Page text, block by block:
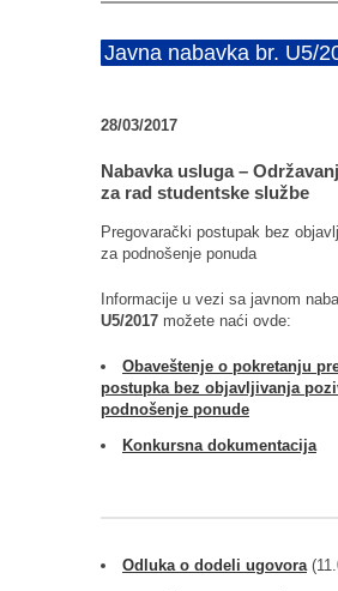
Javna nabavka br. U5/
28/03/2017
Nabavka usluga –
za rad studentske službe
Pregovarački postupak bez
za podnošenje ponuda
Informacije u vezi sa javnom
U5/2017 možete naći ovde:
Obaveštenje o pokretanju
postupka bez objavljivanja
podnošenje ponude
Konkursna dokumentacija
Odluka o dodeli ugovora